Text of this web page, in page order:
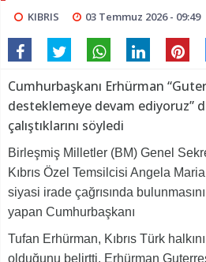
KIBRIS 03 Temmuz 2026 - 09:49
Cumhurbaşkanı Erhürman
desteklemeye devam ediyoruz”
çalıştıklarını söyledi
Birleşmiş Milletler (BM) Genel
Kıbrıs Özel Temsilcisi Angela
siyasi irade çağrısında
yapan Cumhurbaşkanı
Tufan Erhürman, Kıbrıs Türk
olduğunu belirtti. Erhürman